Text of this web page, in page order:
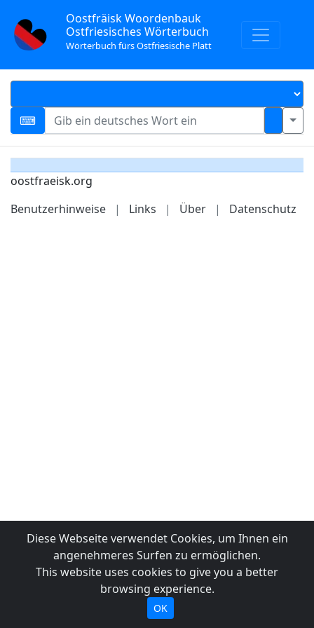
Oostfräisk Woordenbauk
Ostfriesisches Wörterbuch
Wörterbuch fürs Ostfriesische Platt
oostfraeisk.org
Benutzerhinweise
| Links | Über | Datenschutz
Diese Webseite verwendet Cookies, um Ihnen ein
angenehmeres Surfen zu ermöglichen.
This website uses cookies to give you a better
browsing experience.
OK